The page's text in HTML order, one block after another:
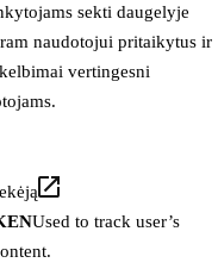
sekti daugelyje
naudotojui pritaikytus ir
vertingesni
Used to track user’s